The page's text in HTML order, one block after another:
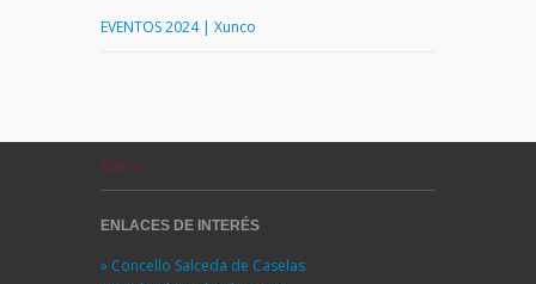
EVENTOS 2024 | Xunco
Xunco
ENLACES DE INTERÉS
» Concello Salceda de Caselas